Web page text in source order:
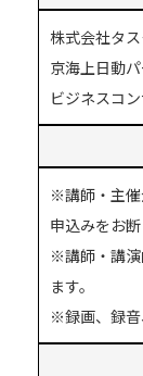
株式会社タ
京海上日動
ビジネスコ
※講師・主催
申込みをお
※講師・講演
ます。
※録画、録音